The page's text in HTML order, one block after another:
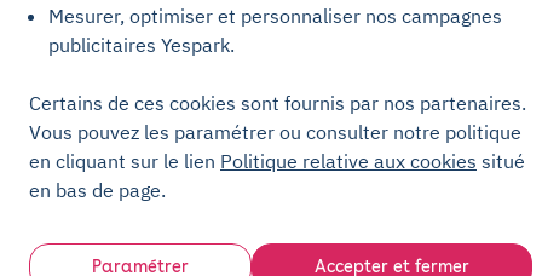
Mesurer, optimiser et personnaliser nos campagnes
publicitaires Yespark.
Certains de ces cookies sont fournis par nos partenaires.
Vous pouvez les paramétrer ou consulter notre politique
en cliquant sur le lien Politique relative aux cookies situé
en bas de page.
Paramétrer Accepter et fermer